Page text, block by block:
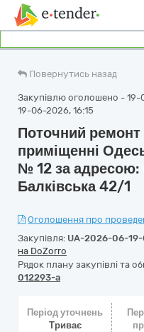
Повернутись назад
Закупівлю оголошено - 19-
19-06-2026, 16:15
Поточний ремонт
приміщенні
№ 12 за адресою:
Балківська 42/1
Оголошення про
Закупівля: UA-2026-06-19-
на DoZorro
Рядок плану закупівлі та
012293-a
Період уточнень
Триває